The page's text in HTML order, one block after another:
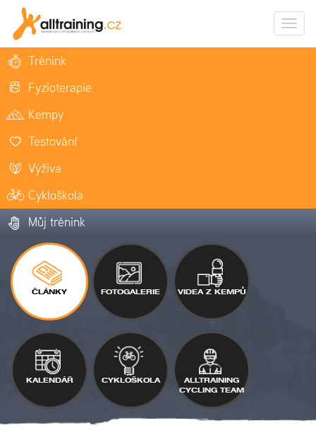
Trénink
Fyzioterapie
Kempy
Testování
Výživa
Cykloškola
Můj trénink
ČLÁNKY FOTOGALERIE VIDEA Z KEMPŮ
KALENDÁŘ CYKLOŠKOLA
ALLTRAINING
CYCLING TEAM